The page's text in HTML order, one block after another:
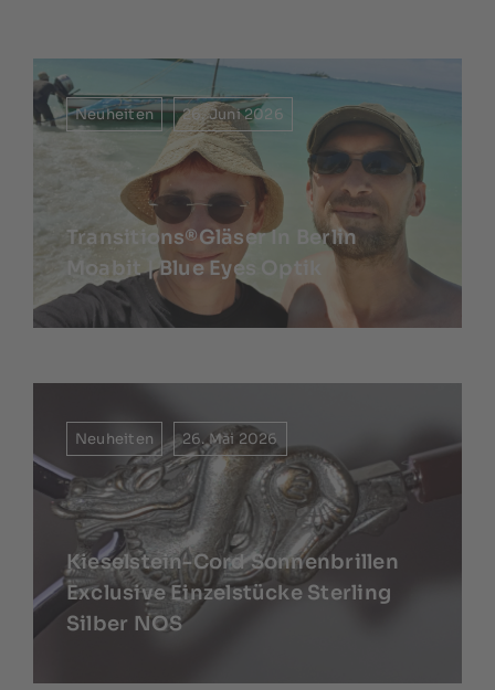
Neuheiten 26. Juni 2026
Transitions®Gläser In Berlin
Moabit | Blue Eyes Optik
Neuheiten 26. Mai 2026
Kieselstein-Cord Sonnenbrillen
Exclusive Einzelstücke Sterling
Silber NOS